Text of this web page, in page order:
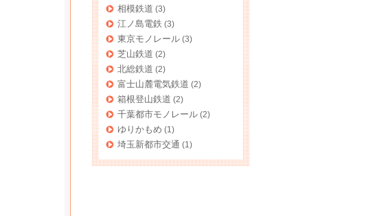
相模鉄道 (3)
江ノ島電鉄 (3)
東京モノレール (3)
芝山鉄道 (2)
北総鉄道 (2)
富士山麓電気鉄道 (2)
箱根登山鉄道 (2)
千葉都市モノレール (2)
ゆりかもめ (1)
埼玉新都市交通 (1)